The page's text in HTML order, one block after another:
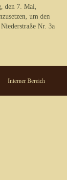
den 7. Mai,
um den
Nr. 3a
Interner Bereich